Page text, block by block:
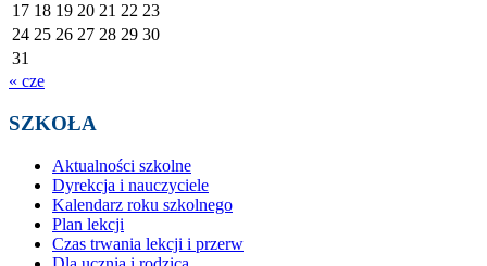
17 18 19 20 21 22 23
24 25 26 27 28 29 30
31
« cze
SZKOŁA
Aktualności szkolne
Dyrekcja i nauczyciele
Kalendarz roku szkolnego
Plan lekcji
Czas trwania lekcji i przerw